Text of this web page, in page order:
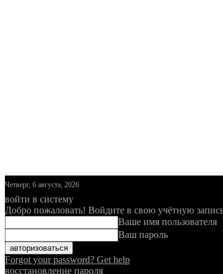
Четверг, 6 августа, 2026
войти в систему
Добро пожаловать! Войдите в свою учётную
Ваше имя пользователя
Ваш пароль
Forgot your password? Get help
восстановление пароля